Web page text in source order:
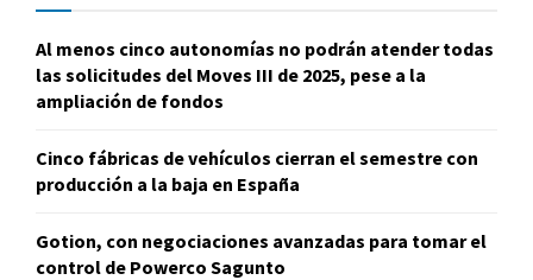
Al menos cinco autonomías no podrán atender todas
las solicitudes del Moves III de 2025, pese a la
ampliación de fondos
Cinco fábricas de vehículos cierran el semestre con
producción a la baja en España
Gotion, con negociaciones avanzadas para tomar el
control de Powerco Sagunto